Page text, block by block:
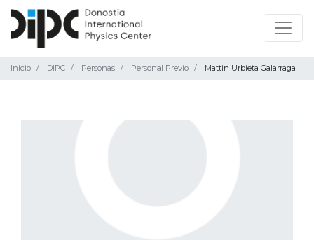
Inicio DIPC Personas Personal Previo Mattin Urbieta Galarraga